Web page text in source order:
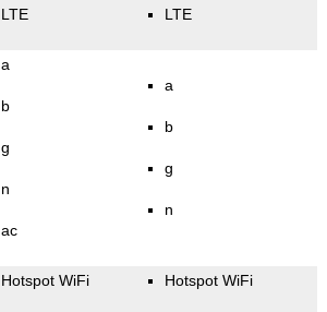
LTE LTE
a
b
g
n
ac
a
b
g
n
Hotspot WiFi Hotspot WiFi